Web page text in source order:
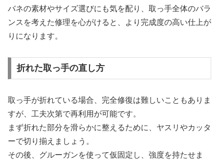
バネの素材やサイズ選びにも気を配り、取っ手全体のバラ
ンスを考えた修理を心がけると、より完成度の高い仕上が
りになります。
折れた取っ手の直し方
取っ手が折れている場合、完全修復は難しいこともありま
すが、工夫次第で再利用が可能です。
まず折れた部分を滑らかに整えるために、ヤスリやカッタ
ーで切り揃えましょう。
その後、グルーガンを使って仮固定し、強度を持たせま